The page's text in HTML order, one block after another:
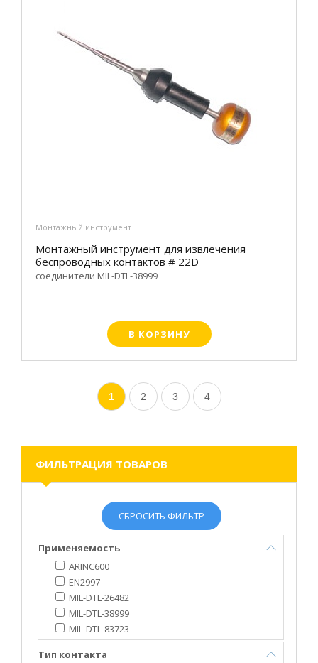
Монтажный инструмент
Монтажный инструмент для извлечения
беспроводных контактов # 22D
соединители MIL-DTL-38999
В КОРЗИНУ
1 2 3 4
ФИЛЬТРАЦИЯ ТОВАРОВ
СБРОСИТЬ ФИЛЬТР
Применяемость
ARINC600
EN2997
MIL-DTL-26482
MIL-DTL-38999
MIL-DTL-83723
Тип контакта